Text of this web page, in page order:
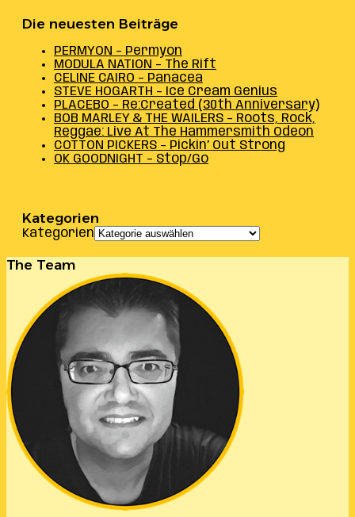
Die neuesten Beiträge
PERMYON – Permyon
MODULA NATION – The Rift
CELINE CAIRO – Panacea
STEVE HOGARTH – Ice Cream Genius
PLACEBO – Re:Created (30th Anniversary)
BOB MARLEY & THE WAILERS – Roots, Rock,
Reggae: Live At The Hammersmith Odeon
COTTON PICKERS – Pickin’ Out Strong
OK GOODNIGHT – Stop/Go
Kategorien
Kategorien
The Team